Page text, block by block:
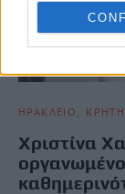
ΗΡΑΚΛΕΙΟ ΚΡΗΤΗ
Χριστίνα